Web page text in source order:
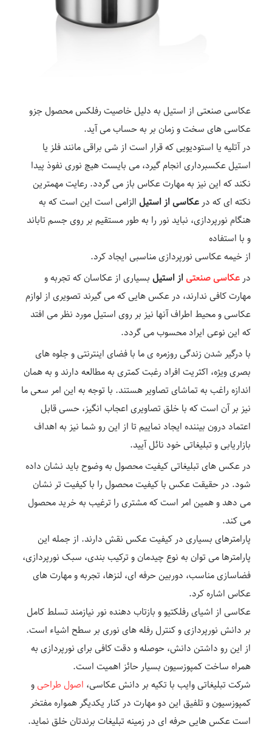
عکاسی صنعتی از استیل به دلیل خاصیت رفلکس محصول جزو
عکاسی های سخت و زمان بر به حساب می آید.
در آتلیه یا استودیویی که قرار است از شی براقی مانند فلز یا
استیل عکسبرداری انجام گیرد، می بایست هیچ نوری نفوذ پیدا
نکند که این نیز به مهارت عکاس باز می گردد. رعایت مهمترین
نکته ای که درعکاسیاز استیلالزامی است این است که به
هنگام نورپردازی، نباید نور را به طور مستقیم بر روی جسم تاباند
و با استفاده
از خیمه عکاسی نورپردازی مناسبی ایجاد کرد.
درعکاسی صنعتیاز استیلبسیاری از عکاسان که تجربه و
مهارت کافی ندارند، در عکس هایی که می گیرند تصویری از لوازم
عکاسی و محیط اطراف آنها نیز بر روی استیل مورد نظر می افتد
که این نوعی ایراد محسوب می گردد.
با درگیر شدن زندگی روزمره ی ما با فضای اینترنتی و جلوه های
بصری ویژه، اکثریت افراد رغبت کمتری به مطالعه دارند و به همان
اندازه راغب به تماشای تصاویر هستند. با توجه به این امر سعی ما
نیز بر آن است که با خلق تصاویری اعجاب انگیز، حسی قابل
اعتماد درون بیننده ایجاد نماییم تا از این رو شما نیز به اهداف
بازاریابی و تبلیغاتی خود نائل آیید.
در عکس های تبلیغاتی کیفیت محصول به وضوح باید نشان داده
شود. در حقیقت عکس با کیفیت محصول را با کیفیت تر نشان
می دهد و همین امر است که مشتری را ترغیب به خرید محصول
می کند.
پارامترهای بسیاری در کیفیت عکس نقش دارند. از جمله این
پارامترها می توان به نوع چیدمان و ترکیب بندی، سبک نورپردازی،
فضاسازی مناسب، دوربین حرفه ای، لنزها، تجربه و مهارت های
عکاس اشاره کرد.
عکاسی از اشیای رفلکتیو و بازتاب دهنده نور نیازمند تسلط کامل
بر دانش نورپردازی و کنترل رفله های نوری بر سطح اشیاء است.
از این رو داشتن دانش، حوصله و دقت کافی برای نورپردازی به
همراه ساخت کمپوزسیون بسیار حائز اهمیت است.
شرکت تبلیغاتی وایب با تکیه بر دانش عکاسی، اصول طراحیو
کمپوزسیون و تلفیق این دو مهارت در کنار یکدیگر همواره مفتخر
است عکس هایی حرفه ای در زمینه تبلیغات برندتان خلق نماید.